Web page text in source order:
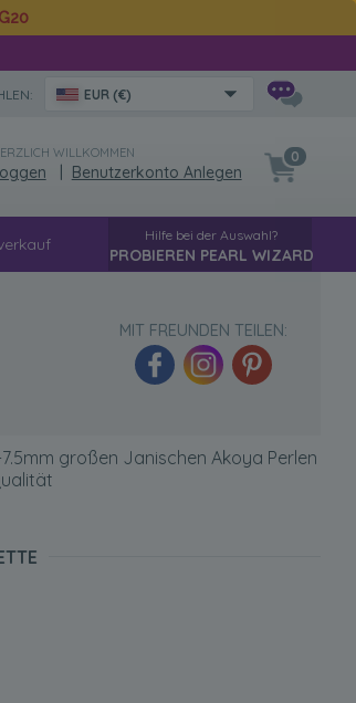
EUR (€)
WILLKOMMEN
Benutzerkonto Anlegen
0
Hilfe bei der Auswahl?
PROBIEREN PEARL WIZARD
MIT FREUNDEN TEILEN:
großen Janischen Akoya Perlen